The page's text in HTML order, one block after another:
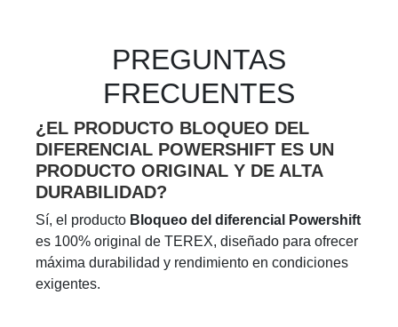
PREGUNTAS
FRECUENTES
¿EL PRODUCTO BLOQUEO DEL
DIFERENCIAL POWERSHIFT ES UN
PRODUCTO ORIGINAL Y DE ALTA
DURABILIDAD?
Sí, el producto Bloqueo del diferencial Powershift
es 100% original de TEREX, diseñado para ofrecer
máxima durabilidad y rendimiento en condiciones
exigentes.